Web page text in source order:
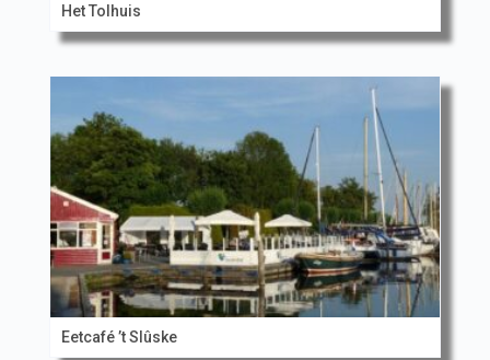
Het Tolhuis
Eetcafé ’t Slûske